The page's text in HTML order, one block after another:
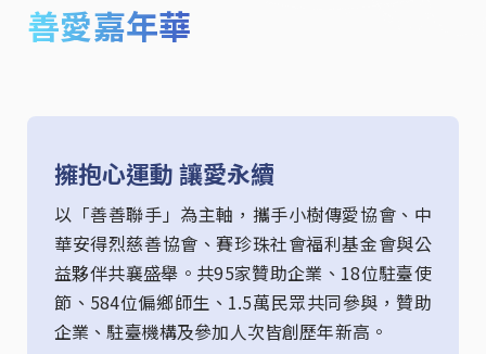
善愛嘉年華
擁抱心運動 讓愛永續
以「善善聯手」為主軸，攜手小樹傳愛協會、中
華安得烈慈善協會、賽珍珠社會福利基金會與公
益夥伴共襄盛舉。共95家贊助企業、18位駐臺使
節、584位偏鄉師生、1.5萬民眾共同參與，贊助
企業、駐臺機構及參加人次皆創歷年新高。